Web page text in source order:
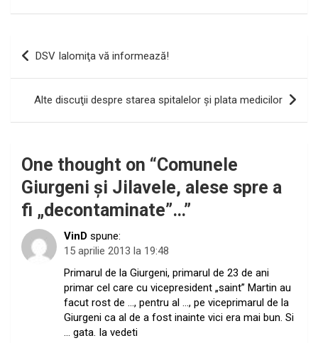
Navigare
articole
DSV Ialomiţa vă informează!
Alte discuţii despre starea spitalelor şi plata medicilor
One thought on “Comunele
Giurgeni şi Jilavele, alese spre a
fi „decontaminate”…”
VinD spune:
15 aprilie 2013 la 19:48
Primarul de la Giurgeni, primarul de 23 de ani
primar cel care cu vicepresident „saint” Martin au
facut rost de …, pentru al …, pe viceprimarul de la
Giurgeni ca al de a fost inainte vici era mai bun. Si
… gata. Ia vedeti